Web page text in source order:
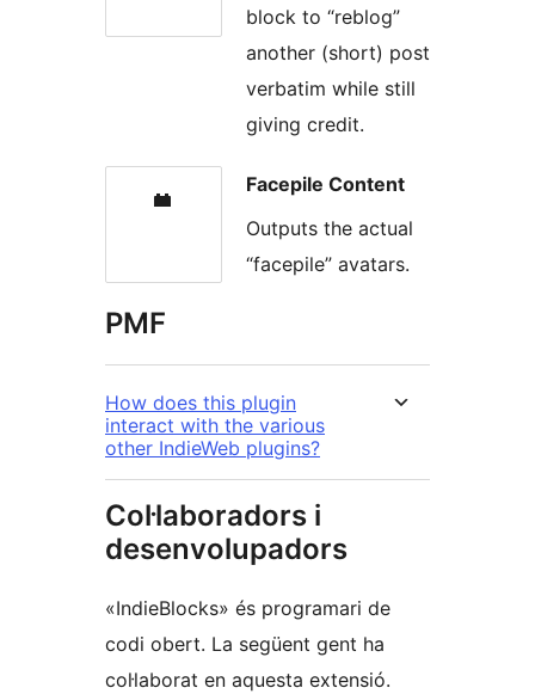
block to “reblog”
another (short) post
verbatim while still
giving credit.
Facepile Content
Outputs the actual
“facepile” avatars.
PMF
How does this plugin
interact with the various
other IndieWeb plugins?
Col·laboradors i
desenvolupadors
«IndieBlocks» és programari de
codi obert. La següent gent ha
col·laborat en aquesta extensió.